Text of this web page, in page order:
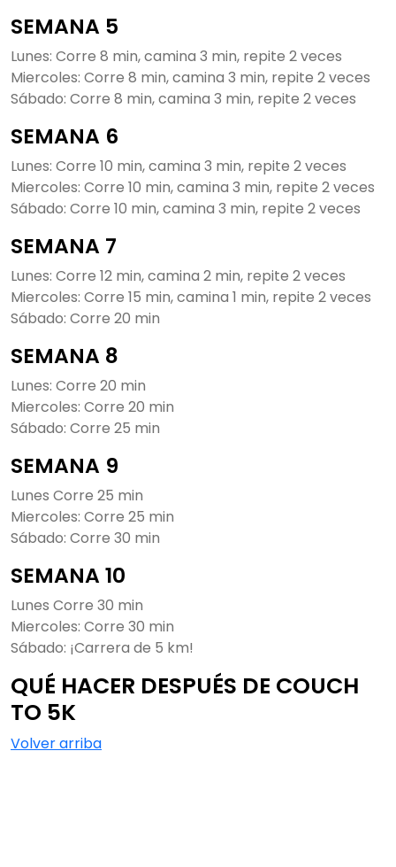
SEMANA 5
Lunes: Corre 8 min, camina 3 min, repite 2 veces
Miercoles: Corre 8 min, camina 3 min, repite 2 veces
Sábado: Corre 8 min, camina 3 min, repite 2 veces
SEMANA 6
Lunes: Corre 10 min, camina 3 min, repite 2 veces
Miercoles: Corre 10 min, camina 3 min, repite 2 veces
Sábado: Corre 10 min, camina 3 min, repite 2 veces
SEMANA 7
Lunes: Corre 12 min, camina 2 min, repite 2 veces
Miercoles: Corre 15 min, camina 1 min, repite 2 veces
Sábado: Corre 20 min
SEMANA 8
Lunes: Corre 20 min
Miercoles: Corre 20 min
Sábado: Corre 25 min
SEMANA 9
Lunes Corre 25 min
Miercoles: Corre 25 min
Sábado: Corre 30 min
SEMANA 10
Lunes Corre 30 min
Miercoles: Corre 30 min
Sábado: ¡Carrera de 5 km!
QUÉ HACER DESPUÉS DE COUCH
TO 5K
Volver arriba